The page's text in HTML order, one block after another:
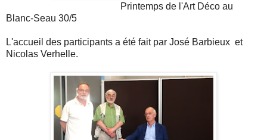
Printemps de l'Art Déco au
Blanc-Seau 30/5
L'accueil des participants a été fait par José Barbieux et
Nicolas Verhelle.